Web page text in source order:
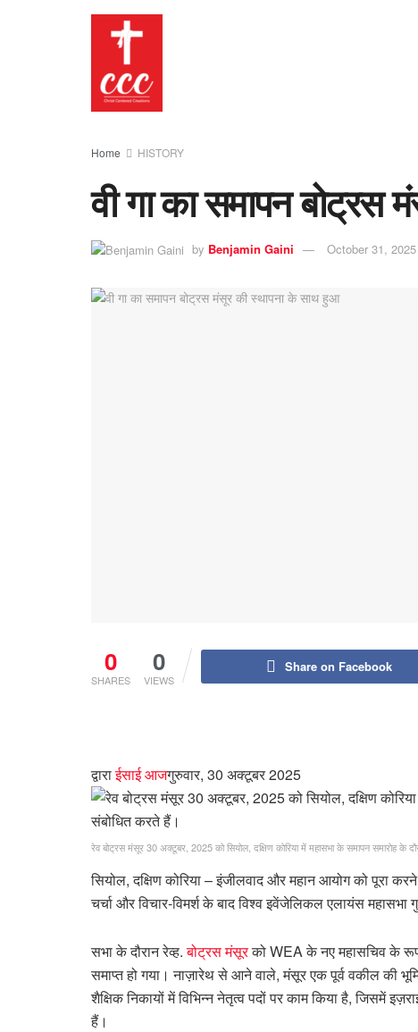
Home HISTORY
वी गा का समापन
by Benjamin Gaini October 31, 2025
0
SHARES
0
VIEWS
Share on Facebook
द्वाराईसाई आजगुरुवार, 30 अक्टूबर 2025
रेव बोट्रस मंसूर 30 अक्टूबर, 2025 को सियोल, दक्षिण कोरिया में महासभा के समापन समारोह के
सियोल, दक्षिण कोरिया – इंजीलवाद और महान आयोग को पूरा
चर्चा और विचार-विमर्श के बाद विश्व इवेंजेलिकल एलायंस महासभा
सभा के दौरान रेव्ह.बोट्रस मंसूरको WEA के नए महासचिव के रूप
समाप्त हो गया। नाज़ारेथ से आने वाले, मंसूर एक पूर्व वकील की
शैक्षिक निकायों में विभिन्न नेतृत्व पदों पर काम किया है, जिसमें
हैं।